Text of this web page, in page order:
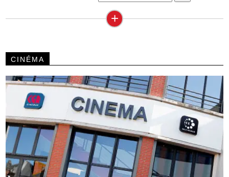
+
CINÉMA